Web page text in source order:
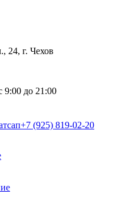
24, г. Чехов
9:00 до 21:00
+7 (925) 819-02-20